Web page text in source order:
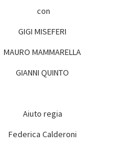
con
GIGI MISEFERI
MAURO MAMMARELLA
GIANNI QUINTO
Aiuto regia
Federica Calderoni